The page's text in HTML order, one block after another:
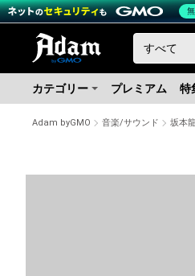
カテゴリー プレミアム 特
Adam byGMO 音楽/サウンド